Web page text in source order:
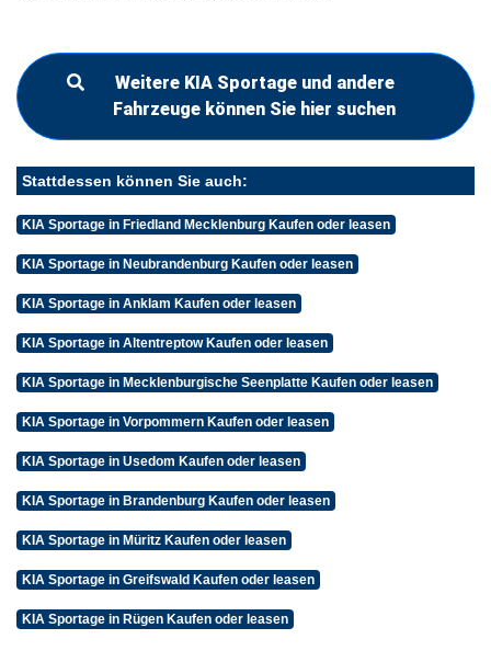
Weitere KIA Sportage und andere
Fahrzeuge können Sie hier suchen
Stattdessen können Sie auch:
KIA Sportage in Friedland Mecklenburg Kaufen oder leasen
KIA Sportage in Neubrandenburg Kaufen oder leasen
KIA Sportage in Anklam Kaufen oder leasen
KIA Sportage in Altentreptow Kaufen oder leasen
KIA Sportage in Mecklenburgische Seenplatte Kaufen oder leasen
KIA Sportage in Vorpommern Kaufen oder leasen
KIA Sportage in Usedom Kaufen oder leasen
KIA Sportage in Brandenburg Kaufen oder leasen
KIA Sportage in Müritz Kaufen oder leasen
KIA Sportage in Greifswald Kaufen oder leasen
KIA Sportage in Rügen Kaufen oder leasen